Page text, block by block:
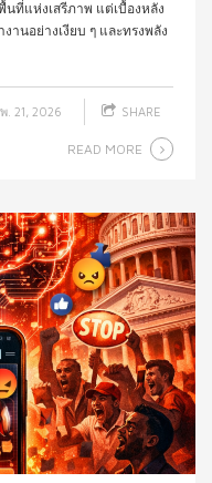
ที่แห่งเสรีภาพ แต่เบื้องหลัง
านอย่างเงียบ ๆ และทรงพลัง
. 21, 2026 SHARE
READ MORE